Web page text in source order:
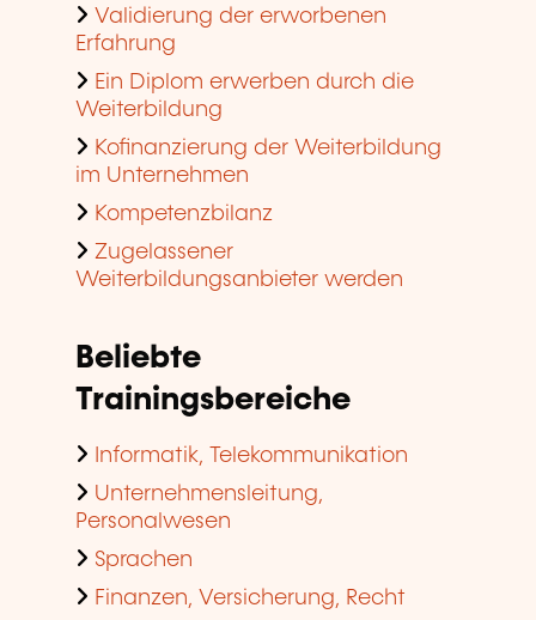
Validierung der erworbenen
Erfahrung
Ein Diplom erwerben durch die
Weiterbildung
Kofinanzierung der Weiterbildung
im Unternehmen
Kompetenzbilanz
Zugelassener
Weiterbildungsanbieter werden
Beliebte
Trainingsbereiche
Informatik, Telekommunikation
Unternehmensleitung,
Personalwesen
Sprachen
Finanzen, Versicherung, Recht